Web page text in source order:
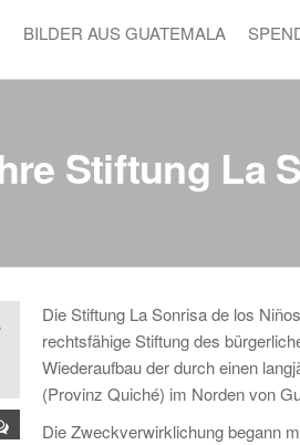
BILDER AUS GUATEMALA
Stiftung La
Die Stiftung La Sonrisa de los
rechtsfähige Stiftung des
Wiederaufbau der durch einen
(Provinz Quiché) im Norden von
Die Zweckverwirklichung begann